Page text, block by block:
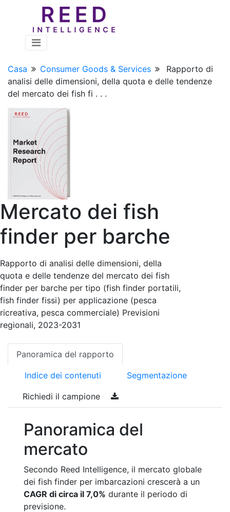
Casa Consumer Goods & Services
Rapporto di
analisi delle dimensioni, della quota e delle tendenze
del mercato dei fish fi . . .
Mercato dei fish
finder per barche
Rapporto di analisi delle dimensioni, della
quota e delle tendenze del mercato dei fish
finder per barche per tipo (fish finder portatili,
fish finder fissi) per applicazione (pesca
ricreativa, pesca commerciale) Previsioni
regionali, 2023-2031
Panoramica del rapporto
Indice dei contenuti Segmentazione
Richiedi il campione
Panoramica del
mercato
Secondo Reed Intelligence, il mercato globale
dei fish finder per imbarcazioni crescerà a un
CAGR di circa il 7,0% durante il periodo di
previsione.